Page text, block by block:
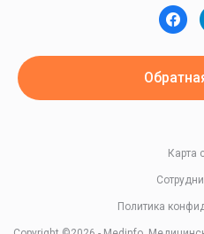
Политика
Карта